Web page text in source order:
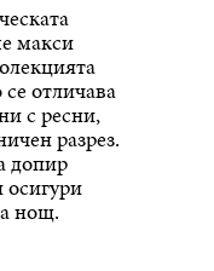
макси
отличава
с ресни,
разрез.
допир
нощ.